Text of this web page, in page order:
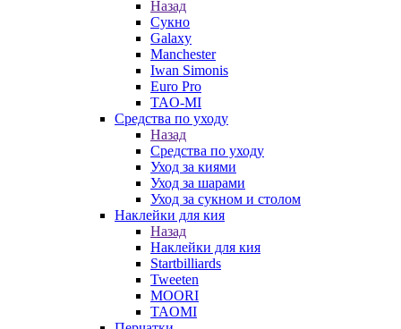
Назад
Сукно
Galaxy
Manchester
Iwan Simonis
Euro Pro
TAO-MI
Средства по уходу
Назад
Средства по уходу
Уход за киями
Уход за шарами
Уход за сукном и столом
Наклейки для кия
Назад
Наклейки для кия
Startbilliards
Tweeten
MOORI
TAOMI